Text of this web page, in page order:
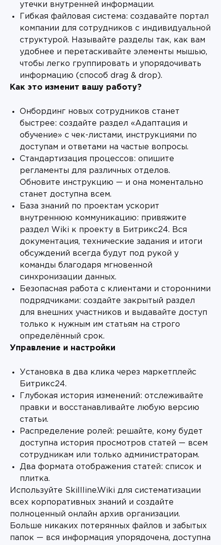
утечки внутренней информации.
Гибкая файловая система: создавайте портал
компании для сотрудников с индивидуальной
структурой. Называйте разделы так, как вам
удобнее и перетаскивайте элементы мышью,
чтобы легко группировать и упорядочивать
информацию (способ drag & drop).
Как это изменит вашу работу?
Онбординг новых сотрудников станет
быстрее: создайте раздел «Адаптация и
обучение» с чек-листами, инструкциями по
доступам и ответами на частые вопросы.
Стандартизация процессов: опишите
регламенты для различных отделов.
Обновите инструкцию — и она моментально
станет доступна всем.
База знаний по проектам ускорит
внутреннюю коммуникацию: привяжите
раздел Wiki к проекту в Битрикс24. Вся
документация, технические задания и итоги
обсуждений всегда будут под рукой у
команды благодаря мгновенной
синхронизации данных.
Безопасная работа с клиентами и сторонними
подрядчиками: создайте закрытый раздел
для внешних участников и выдавайте доступ
только к нужным им статьям на строго
определённый срок.
Управление и настройки
Установка в два клика через маркетплейс
Битрикс24.
Глубокая история изменений: отслеживайте
правки и восстанавливайте любую версию
статьи.
Распределение ролей: решайте, кому будет
доступна история просмотров статей — всем
сотрудникам или только администраторам.
Два формата отображения статей: список и
плитка.
Используйте Skillline.Wiki для систематизации
всех корпоративных знаний и создайте
полноценный онлайн архив организации.
Больше никаких потерянных файлов и забытых
папок — вся информация упорядочена, доступна